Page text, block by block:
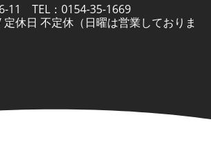
11 TEL：0154-35-1669
休日 不定休（日曜は営業しておりま